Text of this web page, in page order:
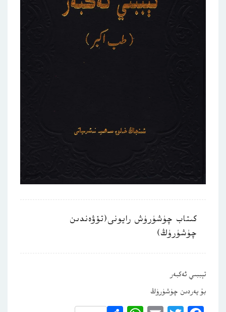
كىتاب چۈشۈرۈش رايونى(تۆۋەندىن
چۈشۈرۈڭ)
تېببىي ئەكبەر
بۇ يەردىن چۈشۈرۈڭ